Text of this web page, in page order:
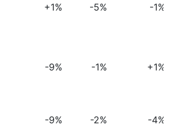
+1% -5% -1%
-9% -1% +1%
-9% -2% -4%